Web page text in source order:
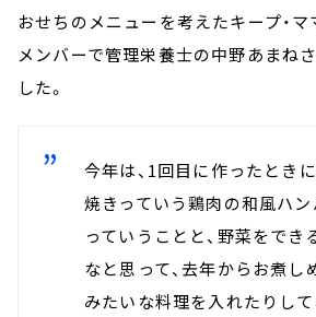
おせちのメニューを考えたキープ・マ
メンバーで管理栄養士の中野あまね
した。
今年は、1回目に作ったとき
焼きっていう鶏肉の和風ハ
っていうことと、野菜をでき
なと思って、去年からお煮し
みたいな料理を入れたりして